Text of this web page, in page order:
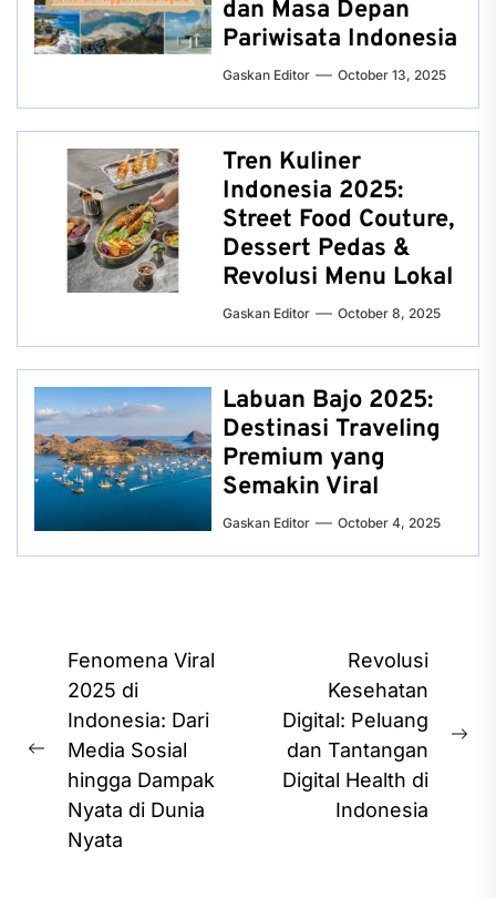
dan Masa Depan
Pariwisata Indonesia
Gaskan Editor October 13, 2025
Tren Kuliner
Indonesia 2025:
Street Food Couture,
Dessert Pedas &
Revolusi Menu Lokal
Gaskan Editor October 8, 2025
Labuan Bajo 2025:
Destinasi Traveling
Premium yang
Semakin Viral
Gaskan Editor October 4, 2025
Post
navigation
Previous
post:
Fenomena Viral
2025 di
Indonesia: Dari
Media Sosial
hingga Dampak
Nyata di Dunia
Nyata
Revolusi
Kesehatan
Digital: Peluang
dan Tantangan
Digital Health di
Indonesia